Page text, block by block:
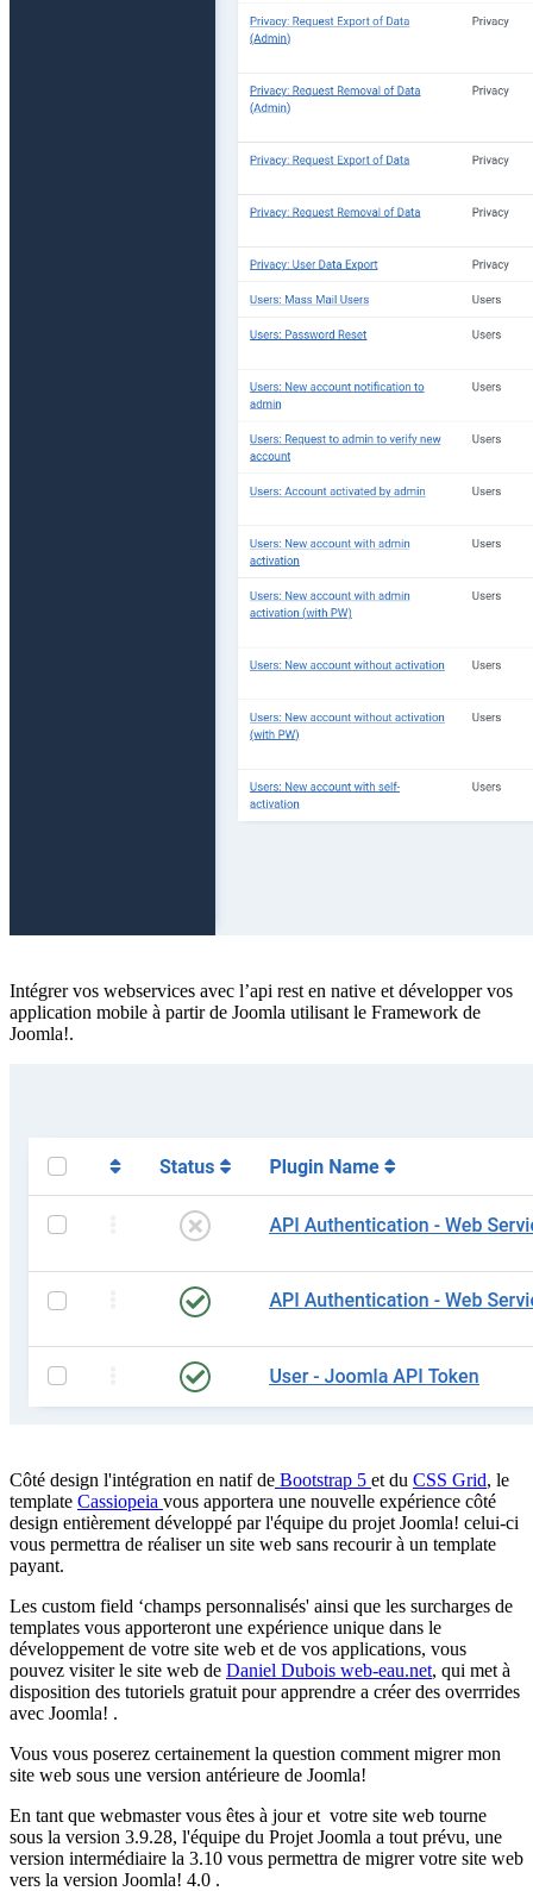
Intégrer vos webservices avec l’api rest en native et développer vos
application mobile à partir de Joomla utilisant le Framework de
Joomla!.
Côté design l'intégration en natif de Bootstrap 5 et du CSS Grid, le
template Cassiopeia vous apportera une nouvelle expérience côté
design entièrement développé par l'équipe du projet Joomla! celui-ci
vous permettra de réaliser un site web sans recourir à un template
payant.
Les custom field ‘champs personnalisés' ainsi que les surcharges de
templates vous apporteront une expérience unique dans le
développement de votre site web et de vos applications, vous
pouvez visiter le site web de Daniel Dubois web-eau.net, qui met à
disposition des tutoriels gratuit pour apprendre a créer des overrrides
avec Joomla! .
Vous vous poserez certainement la question comment migrer mon
site web sous une version antérieure de Joomla!
En tant que webmaster vous êtes à jour et votre site web tourne
sous la version 3.9.28, l'équipe du Projet Joomla a tout prévu, une
version intermédiaire la 3.10 vous permettra de migrer votre site web
vers la version Joomla! 4.0 .